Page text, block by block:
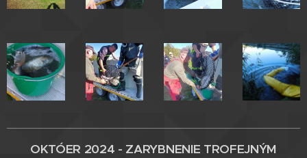
OKTÓER 2024 - ZARYBNENIE TROFEJNÝM